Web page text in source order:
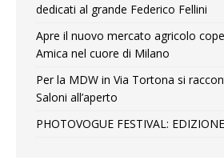
dedicati al grande Federico Fellini
Apre il nuovo mercato agricolo
Amica nel cuore di Milano
Per la MDW in Via Tortona si
Saloni all’aperto
PHOTOVOGUE FESTIVAL: